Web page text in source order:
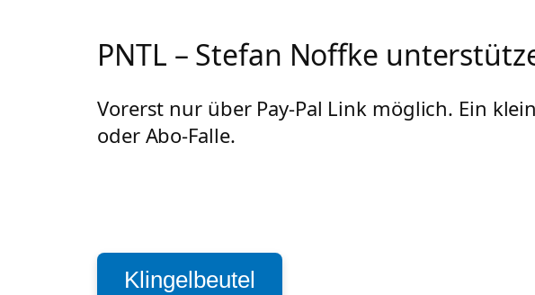
PNTL – Stefan Noffke
Vorerst nur über Pay-Pal Link möglich. Ein
oder Abo-Falle.
Klingelbeutel